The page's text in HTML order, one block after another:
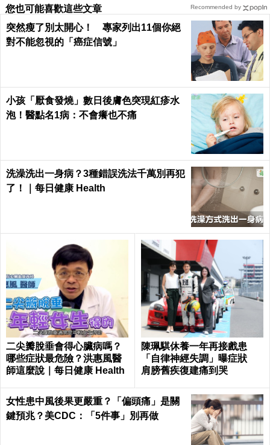
您也可能喜歡這些文章
突然瘦了別太開心！ 專家列出11個你絕
對不能忽視的「癌症信號」
小孩「厭食發燒」數日後膚色突現紅疹水
泡！醫點名1病：不會癢也不痛
洗澡洗出一身病？3種錯誤洗法千萬別再犯
了！｜每日健康 Health
二尖瓣脫垂會得心臟病嗎？
哪些症狀最危險？洪惠風醫
師這麼說｜每日健康 Health
陳珮騏休養一年再接戲患
「自律神經失調」曝症狀
肩膀舊疾復建痛到哭
女性患中風後果更嚴重？「偏頭痛」是關
鍵預兆？美CDC：「5件事」別再做
Recommended by